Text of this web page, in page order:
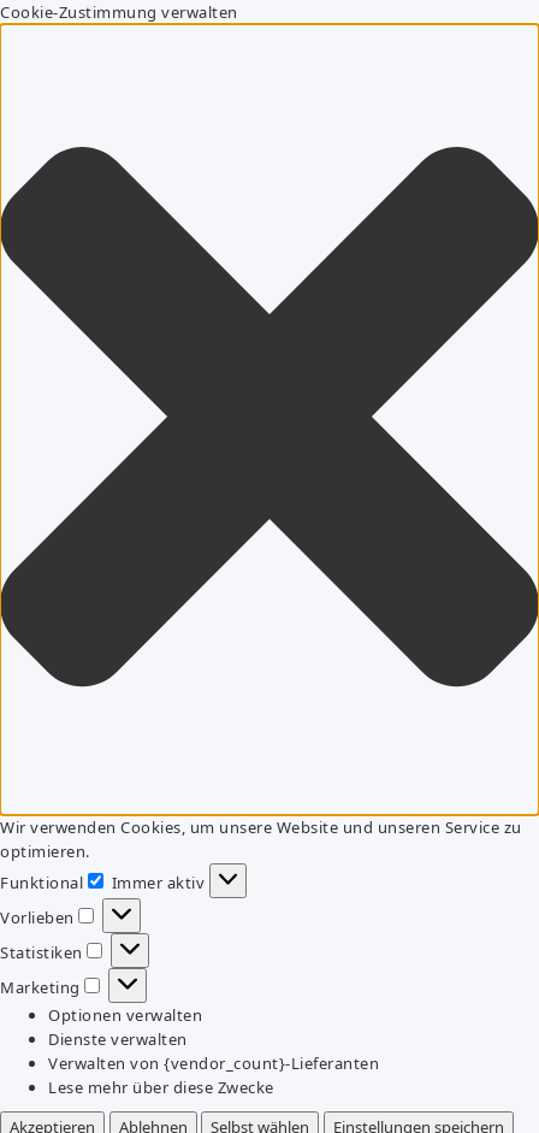
Cookie-Zustimmung verwalten
Wir verwenden Cookies, um unsere Website und unseren Service zu
optimieren.
Funktional
Funktional
Immer aktiv
Vorlieben
Vorlieben
Statistiken
Statistiken
Marketing
Marketing
Optionen verwalten
Dienste verwalten
Verwalten von {vendor_count}-Lieferanten
Lese mehr über diese Zwecke
Akzeptieren
Ablehnen Selbst wählen
Einstellungen speichern